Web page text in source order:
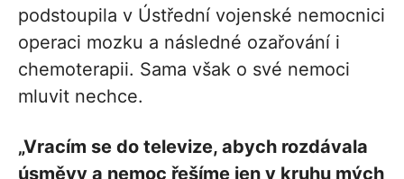
podstoupila v Ústřední vojenské nemocnici
operaci mozku a následné ozařování i
chemoterapii. Sama však o své nemoci
mluvit nechce.
„Vracím se do televize, abych rozdávala
úsměvy a nemoc řešíme jen v kruhu mých